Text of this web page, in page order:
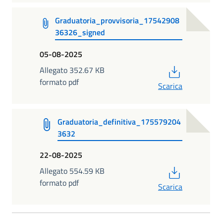
Graduatoria_provvisoria_17542908
36326_signed
05-08-2025
Allegato 352.67 KB
formato pdf
Scarica
Graduatoria_definitiva_175579204
3632
22-08-2025
Allegato 554.59 KB
formato pdf
Scarica